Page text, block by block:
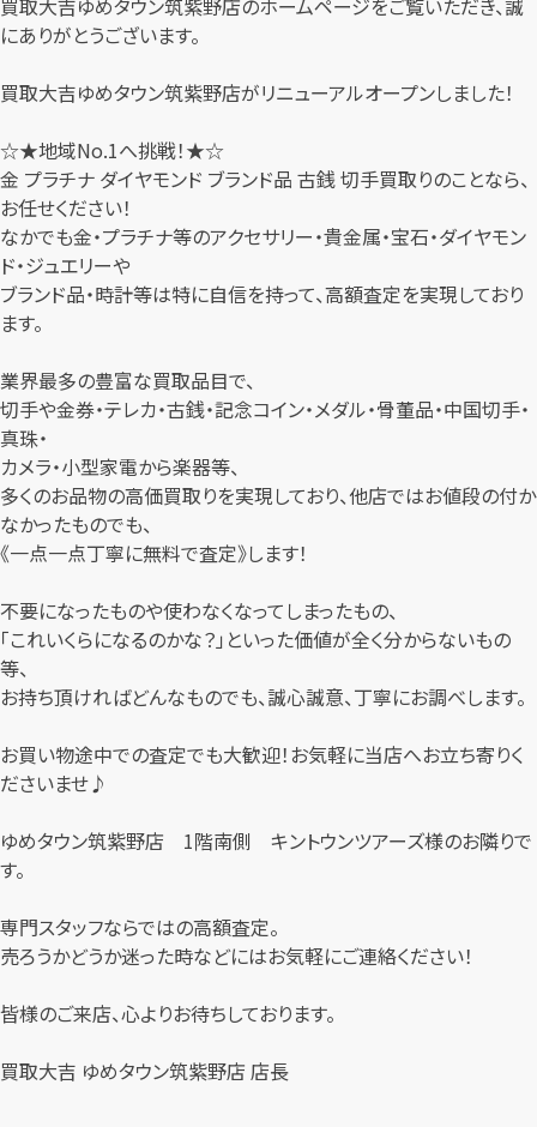
買取大吉ゆめタウン筑紫野店のホームページをご覧いただき、誠
にありがとうございます。
買取大吉ゆめタウン筑紫野店がリニューアルオープンしました！
☆★地域No.1へ挑戦！★☆
金 プラチナ ダイヤモンド ブランド品 古銭 切手買取りのことなら、
お任せください！
なかでも金・プラチナ等のアクセサリー・貴金属・宝石・ダイヤモン
ド・ジュエリーや
ブランド品・時計等は特に自信を持って、高額査定を実現しており
ます。
業界最多の豊富な買取品目で、
切手や金券・テレカ・古銭・記念コイン・メダル・骨董品・中国切手・
真珠・
カメラ・小型家電から楽器等、
多くのお品物の高価買取りを実現しており、他店ではお値段の付か
なかったものでも、
《一点一点丁寧に無料で査定》します！
不要になったものや使わなくなってしまったもの、
「これいくらになるのかな？」といった価値が全く分からないもの
等、
お持ち頂ければどんなものでも、誠心誠意、丁寧にお調べします。
お買い物途中での査定でも大歓迎！お気軽に当店へお立ち寄りく
ださいませ♪
ゆめタウン筑紫野店 1階南側 キントウンツアーズ様のお隣りで
す。
専門スタッフならではの高額査定。
売ろうかどうか迷った時などにはお気軽にご連絡ください！
皆様のご来店、心よりお待ちしております。
買取大吉 ゆめタウン筑紫野店 店長